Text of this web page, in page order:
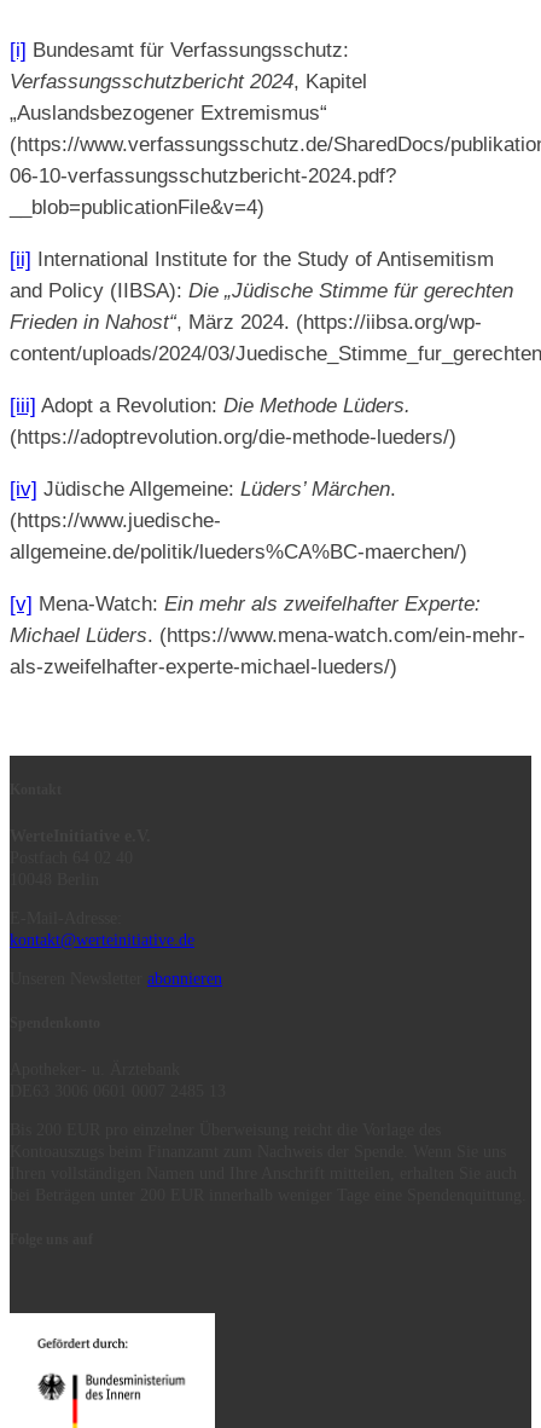
[i] Bundesamt für Verfassungsschutz:
Verfassungsschutzbericht 2024, Kapitel
„Auslandsbezogener Extremismus“
(https://www.verfassungsschutz.de/SharedDocs/
06-10-verfassungsschutzbericht-2024.pdf?
__blob=publicationFile&v=4)
[ii] International Institute for the Study of Antisemitism
and Policy (IIBSA): Die „Jüdische Stimme für gerechten
Frieden in Nahost“, März 2024. (https://iibsa.org/wp-
content/uploads/2024/03/
[iii] Adopt a Revolution: Die Methode Lüders.
(https://adoptrevolution.org/die-methode-lueders/)
[iv] Jüdische Allgemeine: Lüders’ Märchen.
(https://www.juedische-
allgemeine.de/politik/lueders%CA%BC-maerchen/)
[v] Mena-Watch: Ein mehr als zweifelhafter Experte:
Michael Lüders. (https://www.mena-watch.com/ein-mehr-
als-zweifelhafter-experte-michael-lueders/)
kontakt@werteinitiative.de
abonnieren